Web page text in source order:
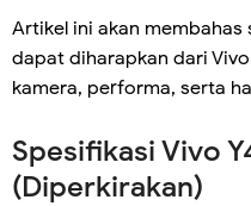
Artikel ini akan
dapat diharapkan dari
kamera, performa, serta
Spesifikasi Vivo
(Diperkirakan)